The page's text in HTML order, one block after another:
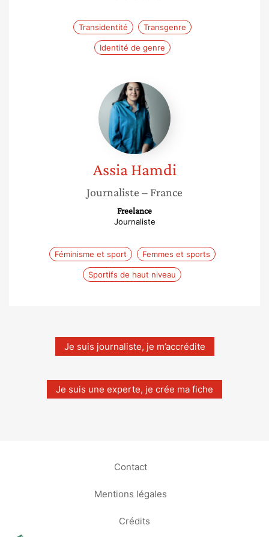
Transidentité Transgenre
Identité de genre
Assia
Hamdi
Assia Hamdi
Journaliste – France
Freelance
Journaliste
Féminisme et sport Femmes et sports
Sportifs de haut niveau
Je suis journaliste, je m’accrédite
Je suis une experte, je crée ma fiche
Contact
Mentions légales
Crédits